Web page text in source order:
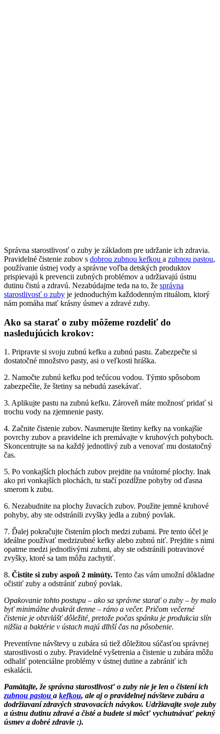
Správna starostlivosť o zuby je základom pre udržanie ich zdravia.
Pravidelné čistenie zubov s dobrou zubnou kefkou a zubnou pastou,
používanie ústnej vody a správne voľba detských produktov
prispievajú k prevencii zubných problémov a udržiavajú ústnu
dutinu čistú a zdravú. Nezabúdajme teda na to, že správna
starostlivosť o zuby je jednoduchým každodenným rituálom, ktorý
nám pomáha mať krásny úsmev a zdravé zuby.
Ako sa starať o zuby môžeme rozdeliť do
nasledujúcich krokov:
1. Pripravte si svoju zubnú kefku a zubnú pastu. Zabezpečte si
dostatočné množstvo pasty, asi o veľkosti hráška.
2. Namočte zubnú kefku pod tečúcou vodou. Týmto spôsobom
zabezpečíte, že štetiny sa nebudú zasekávať.
3. Aplikujte pastu na zubnú kefku. Zároveň máte možnosť pridať si
trochu vody na zjemnenie pasty.
4. Začnite čistenie zubov. Nasmerujte štetiny kefky na vonkajšie
povrchy zubov a pravidelne ich premávajte v kruhových pohyboch.
Skoncentrujte sa na každý jednotlivý zub a venovať mu dostatočný
čas.
5. Po vonkajších plochách zubov prejdite na vnútorné plochy. Inak
ako pri vonkajších plochách, tu stačí pozdĺžne pohyby od ďasna
smerom k zubu.
6. Nezabudnite na plochy žuvacích zubov. Použite jemné kruhové
pohyby, aby ste odstránili zvyšky jedla a zubný povlak.
7. Ďalej pokračujte čistením ploch medzi zubami. Pre tento účel je
ideálne používať medzizubné kefky alebo zubnú niť. Prejdite s nimi
opatrne medzi jednotlivými zubmi, aby ste odstránili potravinové
zvyšky, ktoré sa tam môžu zachytiť.
8. Čistite si zuby aspoň 2 minúty. Tento čas vám umožní dôkladne
očistiť zuby a odstrániť zubný povlak.
Opakovanie tohto postupu – ako sa správne starať o zuby – by malo
byť minimálne dvakrát denne – ráno a večer. Pričom večerné
čistenie je obzvlášť dôležité, pretože počas spánku je produkcia slín
nižšia a baktérie v ústach majú dlhší čas na pôsobenie.
Preventívne návštevy u zubára sú tiež dôležitou súčasťou správnej
starostlivosti o zuby. Pravidelné vyšetrenia a čistenie u zubára môžu
odhaliť potenciálne problémy v ústnej dutine a zabrániť ich
eskalácii.
Pamätajte, že správna starostlivosť o zuby nie je len o čistení ich
zubnou pastou a kefkou, ale aj o pravidelnej návšteve zubára a
dodržiavaní zdravých stravovacích návykov. Udržiavajte svoje zuby
a ústnu dutinu zdravé a čisté a budete si môcť vychutnávať pekný
úsmev a dobré zdravie :).